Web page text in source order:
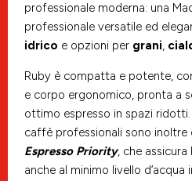
professionale moderna: una
professionale versatile ed
idrico e opzioni per grani,
Ruby è compatta e potente,
e corpo ergonomico, pronta a
ottimo espresso in spazi
caffè professionali sono
Espresso Priority, che
anche al minimo livello